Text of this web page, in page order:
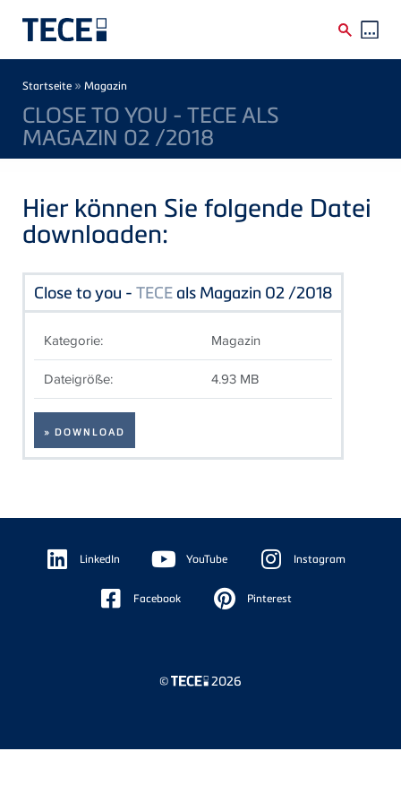
Breadcrumb
Startseite » Magazin
CLOSE TO YOU - TECE ALS
MAGAZIN 02 /2018
Hier können Sie folgende Datei
downloaden:
Close to you - TECE als Magazin 02 /2018
Kategorie: Magazin
Dateigröße: 4.93 MB
» DOWNLOAD
Floating
Sidebar LinkedIn YouTube Instagram
Facebook Pinterest
© 2026